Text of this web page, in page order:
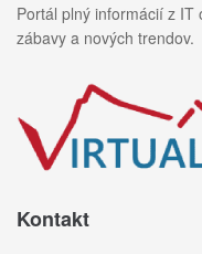
Portál plný informácií z IT
zábavy a nových trendov.
Kontakt